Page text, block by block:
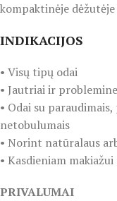
kompaktinėje
INDIKACIJOS
• Visų tipų odai
• Jautriai ir
• Odai su
netobulumais
• Norint natūralaus
• Kasdieniam
PRIVALUMAI